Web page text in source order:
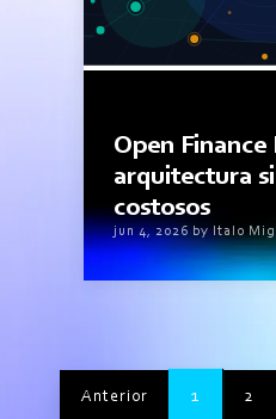
Open Finance
arquitectura
costosos
jun 4, 2026 by Italo
Anterior 1 2